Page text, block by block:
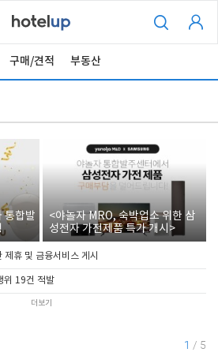
구매/견적 부동산
통합발
<야놀자 MRO, 숙박업소 위한 삼
성전자 가전제품 특가 개시>
휴 및 금융서비스 게시
위 19건 적발
더보기
1 / 5